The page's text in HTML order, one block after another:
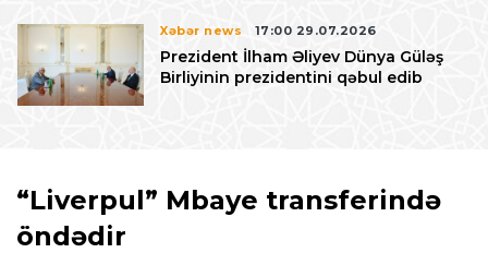
Xəbər news 17:00 29.07.2026
Prezident İlham Əliyev Dünya Güləş
Birliyinin prezidentini qəbul edib
“Liverpul” Mbaye transferində
öndədir